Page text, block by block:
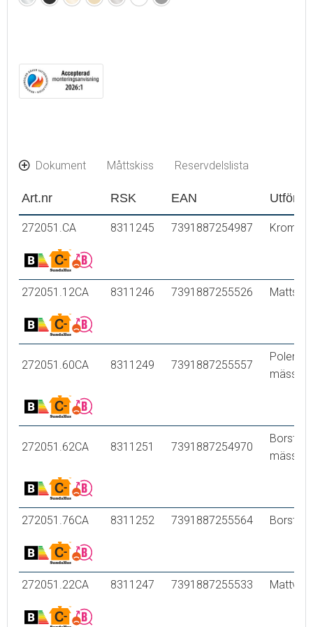
Hålmått Ø34-37 mm
Dokument Måttskiss Reservdelslista
Art.nr RSK EAN
272051.CA 8311245 7391887254987 Krom
272051.12CA 8311246 7391887255526
272051.60CA 8311249 7391887255557
Polerad
mässing
272051.62CA 8311251 7391887254970
Borstad
mässing
272051.76CA 8311252 7391887255564 Borstad
272051.22CA 8311247 7391887255533 Mattvit